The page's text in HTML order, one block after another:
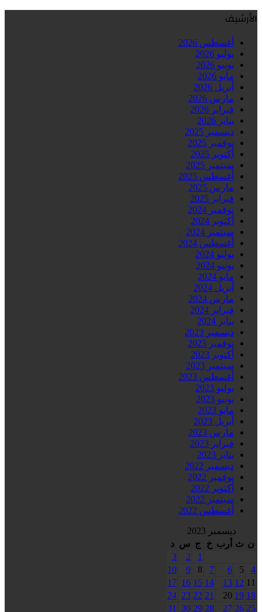
الأرشيف
أغسطس 2026
يوليو 2026
يونيو 2026
مايو 2026
أبريل 2026
مارس 2026
فبراير 2026
يناير 2026
ديسمبر 2025
نوفمبر 2025
أكتوبر 2025
سبتمبر 2025
أغسطس 2025
مارس 2025
فبراير 2025
نوفمبر 2024
أكتوبر 2024
سبتمبر 2024
أغسطس 2024
يوليو 2024
يونيو 2024
مايو 2024
أبريل 2024
مارس 2024
فبراير 2024
يناير 2024
ديسمبر 2023
نوفمبر 2023
أكتوبر 2023
سبتمبر 2023
أغسطس 2023
يوليو 2023
يونيو 2023
مايو 2023
أبريل 2023
مارس 2023
فبراير 2023
يناير 2023
ديسمبر 2022
نوفمبر 2022
أكتوبر 2022
سبتمبر 2022
أغسطس 2022
ديسمبر 2023
ن ث أرب خ ج س د
1
2
3
4
5
6
7
8
9
10
11
12
13
14
15
16
17
18
19
20
21
22
23
24
25
26
27
28
29
30
31